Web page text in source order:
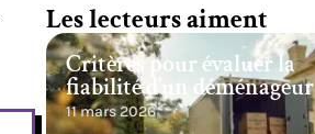
Les lecteurs aiment
Critères pour évaluer la
fiabilité d’un déménageur
11 mars 2026